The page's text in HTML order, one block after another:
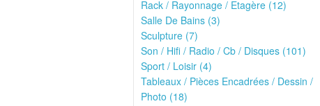
Rack / Rayonnage / Etagère (12)
Salle De Bains (3)
Sculpture (7)
Son / Hifi / Radio / Cb / Disques (101)
Sport / Loisir (4)
Tableaux / Pièces Encadrées / Dessin /
Photo (18)